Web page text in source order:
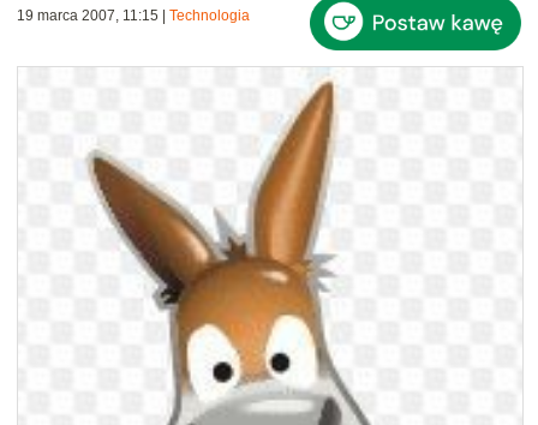
19 marca 2007, 11:15 Technologia